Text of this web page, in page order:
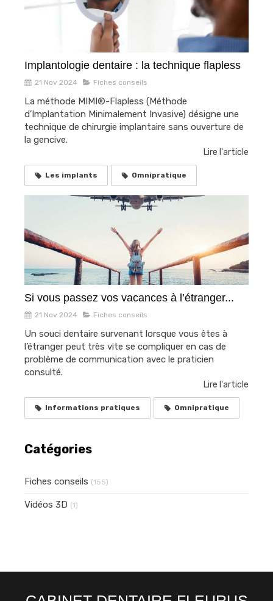
Implantologie dentaire : la technique flapless
21 Nov 2024 Fiches conseils
La méthode MIMI®-Flapless (Méthode
d’Implantation Minimalement Invasive) désigne une
technique de chirurgie implantaire sans ouverture de
la gencive.
Lire l'article
Les implants Omnipratique
Si vous passez vos vacances à l’étranger...
21 Nov 2024 Fiches conseils
Un souci dentaire survenant lorsque vous êtes à
l’étranger peut très vite se compliquer en cas de
problème de communication avec le praticien
consulté.
Lire l'article
Informations pratiques Omnipratique
Catégories
Fiches conseils (155)
Vidéos 3D (1)